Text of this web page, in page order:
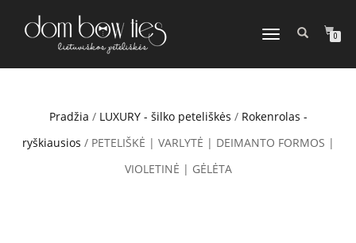
TOGGLE
0
Pradžia / LUXURY - šilko peteliškės / Rokenrolas -
ryškiausios / PETELIŠKĖ | VARLYTĖ | DEIMANTO FORMOS |
VIOLETINĖ | GĖLĖTA